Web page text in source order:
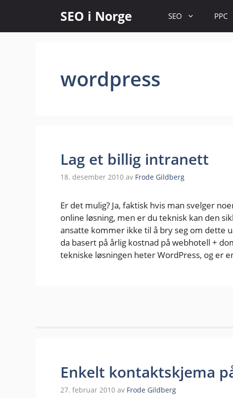
SEO i Norge SEO PPC
wordpress
Lag et billig intranett
18. desember 2010 av Frode Gildberg
Er det mulig? Ja, faktisk hvis man svelger
online løsning, men er du teknisk kan den
ansatte kommer ikke til å bry seg om dette
da basert på årlig kostnad på webhotell +
tekniske løsningen heter WordPress, og er
Enkelt kontaktskjema
27. februar 2010 av Frode Gildberg